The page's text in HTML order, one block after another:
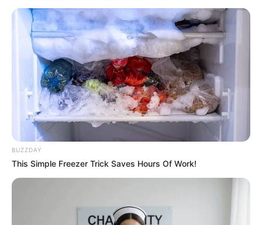
Umur:
40 Tahun
Profesi:
Aktor,Penyanyi
Song Joong Ki adalah seorang aktor dan penyanyi senior asal
Korea Selatan. Namanya mulai diakui usai sukses tampil di
drama Sungkyunkwan Scandal (2010).
BUZZDAY
This Simple Freezer Trick Saves Hours Of Work!